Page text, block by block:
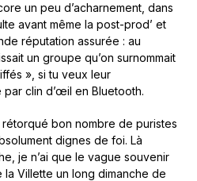
un peu d’acharnement, dans
avant même la post-prod’ et
réputation assurée : au
un groupe qu’on surnommait
», si tu veux leur
clin d’œil en Bluetooth.
rétorqué bon nombre de puristes
dignes de foi. Là
je n’ai que le vague souvenir
la Villette un long dimanche de